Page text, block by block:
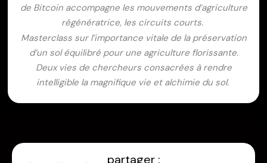
de Bitcoin accompagne les mouvements d’agriculture
régénératrice, les circuits courts.
Masterclass sur l’importance vitale de la préservation
d’un sol équilibré pour une agriculture florissante.
Deux vies de chercheurs consacrées à rendre
intelligible la magnifique vie et alchimie du sol.
partager :